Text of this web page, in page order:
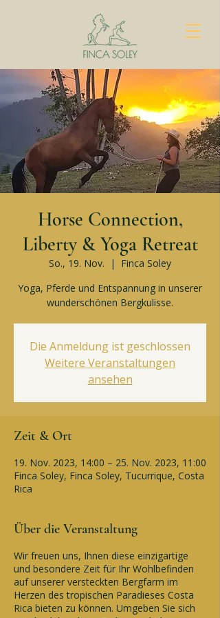
Horse Connection,
Liberty & Yoga Retreat
So., 19. Nov.
  |
Finca Soley
Yoga, Pferde und Entspannung in unserer
wunderschönen Bergkulisse.
Die Anmeldung ist geschlossen
Weitere Veranstaltungen
ansehen
Zeit & Ort
19. Nov. 2023, 14:00 – 25. Nov. 2023, 11:00
Finca Soley, Finca Soley, Tucurrique, Costa
Rica
Über die Veranstaltung
Wir freuen uns, Ihnen diese einzigartige
und besondere Zeit für Ihr Wohlbefinden
auf unserer versteckten Bergfarm im
Herzen des tropischen Paradieses Costa
Rica bieten zu können. Umgeben Sie sich